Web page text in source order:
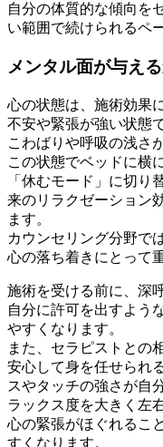
自分の体質的な傾向を
い範囲で続けられるペ
メンタル面が与え
心の状態は、施術効果
不安や緊張が強い状態
こわばりや呼吸の浅さ
この状態でベッドに横
「休むモード」に切り
来のリラクゼーション
ます。
カウンセリング分野で
心の落ち着きにとって
施術を受ける前に、深
自分に許可を出すよう
やすくなります。
また、セラピストとの
安心して身を任せられ
スやタッチの強さが自
ラックス度を大きく左
心の緊張がほぐれるこ
すくなります。